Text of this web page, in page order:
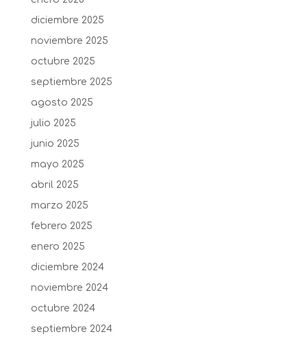
diciembre 2025
noviembre 2025
octubre 2025
septiembre 2025
agosto 2025
julio 2025
junio 2025
mayo 2025
abril 2025
marzo 2025
febrero 2025
enero 2025
diciembre 2024
noviembre 2024
octubre 2024
septiembre 2024